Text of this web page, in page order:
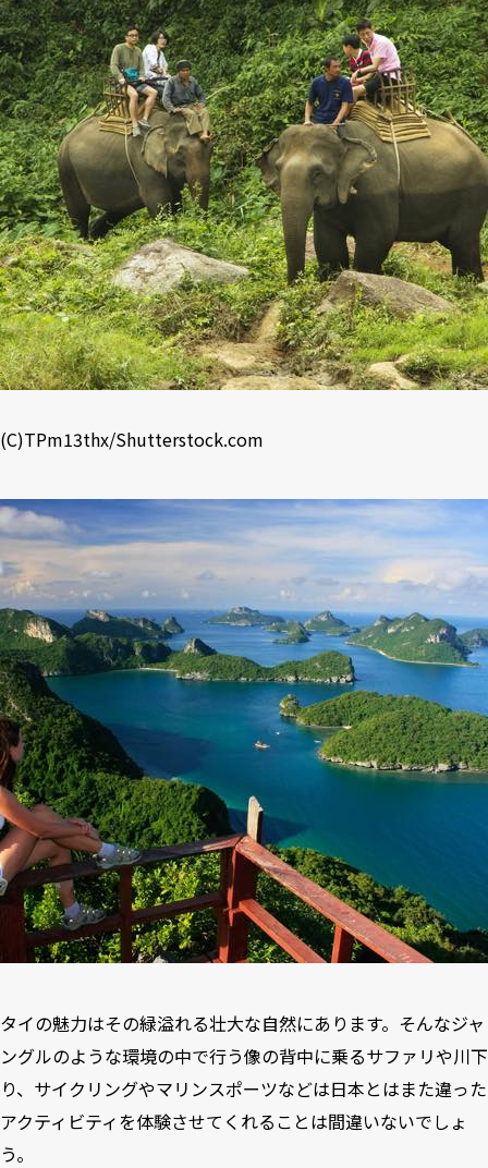
(C)TPm13thx/Shutterstock.com
タイの魅力はその緑溢れる壮大な自然にあります。そんなジャ
ングルのような環境の中で行う像の背中に乗るサファリや川下
り、サイクリングやマリンスポーツなどは日本とはまた違った
アクティビティを体験させてくれることは間違いないでしょ
う。